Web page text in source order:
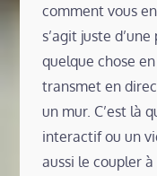
comment vous
s’agit juste
quelque chose
transmet en
un mur. C’est là
interactif ou un
aussi le coupler